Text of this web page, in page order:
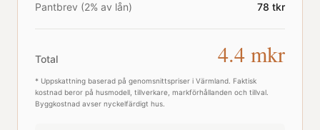
Pantbrev (2% av lån)
78 tkr
Total 4.4 mkr
* Uppskattning baserad på genomsnittspriser i Värmland . Faktisk
kostnad beror på husmodell, tillverkare, markförhållanden och tillval.
Byggkostnad avser nyckelfärdigt hus.